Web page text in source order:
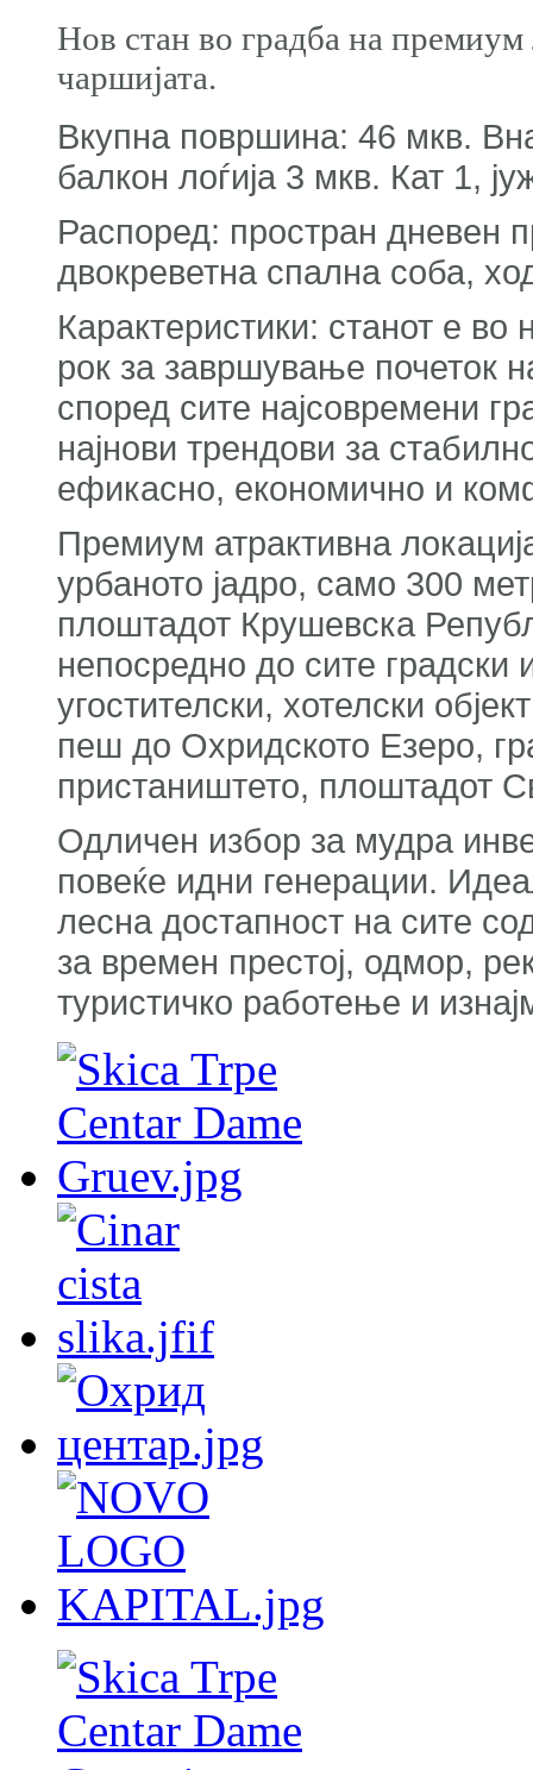
Нов стан во градба на
чаршијата.
Вкупна површина: 46 мкв.
балкон лоѓија 3 мкв. Кат 1,
Распоред: простран дневен
двокреветна спална соба,
Карактеристики: станот е
рок за завршување почеток
според сите најсовремени
најнови трендови за
ефикасно, економично и
Премиум атрактивна
урбаното јадро, само 300
плоштадот Крушевска
непосредно до сите градски
угостителски, хотелски
пеш до Охридското Езеро,
пристаништето, плоштадот
Одличен избор за мудра
повеќе идни генерации.
лесна достапност на сите
за времен престој, одмор,
туристичко работење и